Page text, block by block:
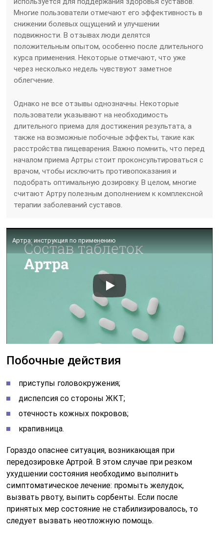
Многие пользователи отмечают его эффективность в
снижении болевых ощущений и улучшении
подвижности. В отзывах люди делятся
положительным опытом, особенно после длительного
курса применения. Некоторые отмечают, что уже
через несколько недель чувствуют заметное
облегчение.
Однако не все отзывы однозначны. Некоторые
пользователи указывают на необходимость
длительного приема для достижения результата, а
также на возможные побочные эффекты, такие как
расстройства пищеварения. Важно помнить, что перед
началом приема Артры стоит проконсультироваться с
врачом, чтобы исключить противопоказания и
подобрать оптимальную дозировку. В целом, многие
считают Артру полезным дополнением к комплексной
терапии заболеваний суставов.
Артра: инструкция по применению
Побочные действия
приступы головокружения;
диспепсия со стороны ЖКТ;
отечность кожных покровов;
крапивница.
Гораздо опаснее ситуация, возникающая при
передозировке Артрой. В этом случае при резком
ухудшении состояния необходимо выполнить
симптоматическое лечение: промыть желудок,
вызвать рвоту, выпить сорбенты. Если после
принятых мер состояние не стабилизировалось, то
следует вызвать неотложную помощь.